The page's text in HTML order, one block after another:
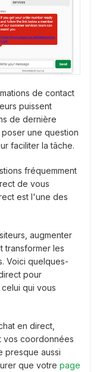
de contact
puissent
de dernière
une question
faciliter la tâche.
fréquemment
de vous
est l'une des
augmenter
transformer les
Voici quelques-
pour
qui vous
en direct,
vos coordonnées
presque aussi
que votre page